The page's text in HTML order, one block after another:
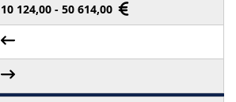
10 124,00 - 50 614,00